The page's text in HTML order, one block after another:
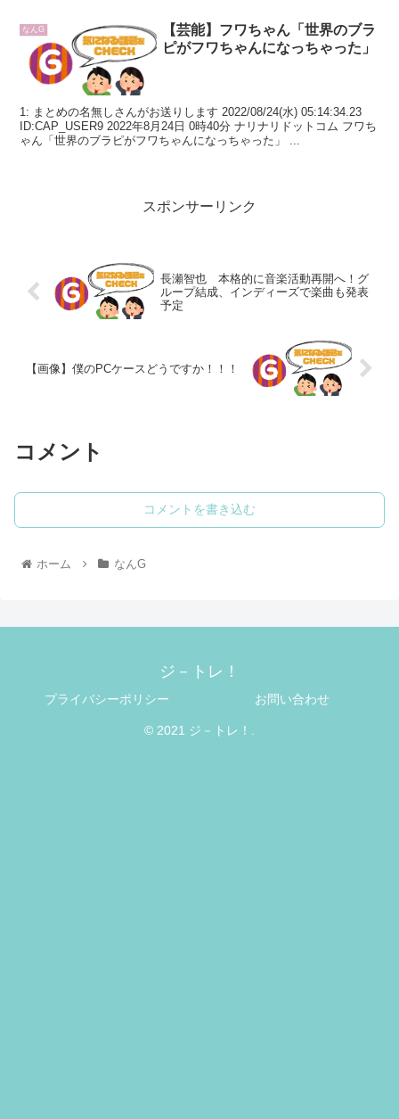
なんG
【芸能】フワちゃん「世界のブラ
ピがフワちゃんになっちゃった」
1: まとめの名無しさんがお送りします 2022/08/24(水) 05:14:34.23
ID:CAP_USER9 2022年8月24日 0時40分 ナリナリドットコム フワち
ゃん「世界のブラピがフワちゃんになっちゃった」 ...
スポンサーリンク
長瀬智也 本格的に音楽活動再開へ！グ
ループ結成、インディーズで楽曲も発表
予定
【画像】僕のPCケースどうですか！！！
コメント
コメントを書き込む
ホーム なんG
ジ－トレ！
プライバシーポリシー お問い合わせ
© 2021 ジ－トレ！.